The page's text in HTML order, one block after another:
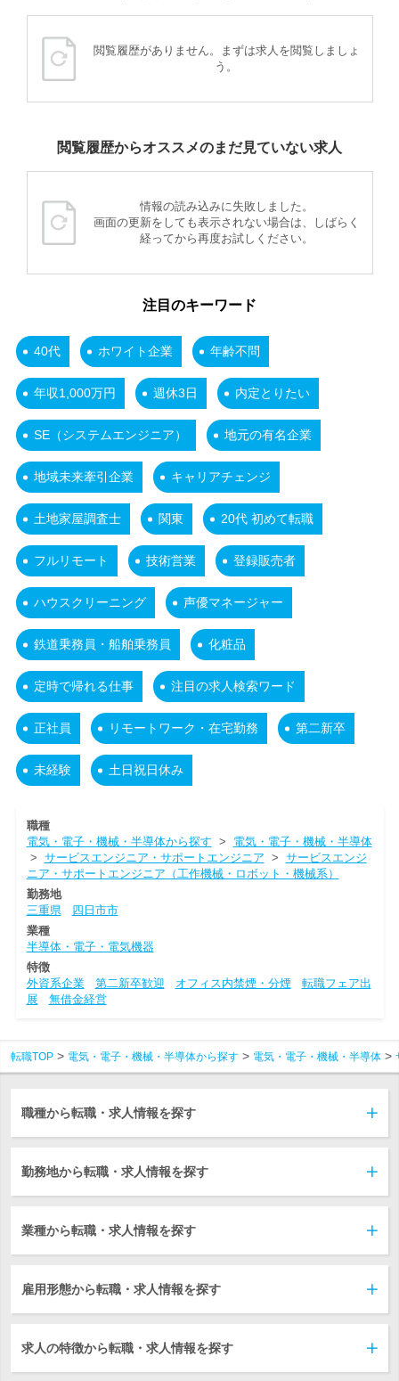
閲覧履歴がありません。まずは求人を閲覧しましょ
う。
閲覧履歴からオススメのまだ見ていない求人
情報の読み込みに失敗しました。
画面の更新をしても表示されない場合は、しばらく
経ってから再度お試しください。
注目のキーワード
40代 ホワイト企業 年齢不問
年収1,000万円 週休3日 内定とりたい
SE（システムエンジニア） 地元の有名企業
地域未来牽引企業 キャリアチェンジ
土地家屋調査士 関東 20代 初めて転職
フルリモート 技術営業 登録販売者
ハウスクリーニング 声優マネージャー
鉄道乗務員・船舶乗務員 化粧品
定時で帰れる仕事 注目の求人検索ワード
正社員 リモートワーク・在宅勤務 第二新卒
未経験 土日祝日休み
職種
電気・電子・機械・半導体から探す > 電気・電子・機械・半導体
> サービスエンジニア・サポートエンジニア > サービスエンジ
ニア・サポートエンジニア（工作機械・ロボット・機械系）
勤務地
三重県
四日市市
業種
半導体・電子・電気機器
特徴
外資系企業
第二新卒歓迎 オフィス内禁煙・分煙
転職フェア出
展
無借金経営
転職TOP 電気・電子・機械・半導体から探す 電気・電子・機械・半導体
職種から転職・求人情報を探す
勤務地から転職・求人情報を探す
業種から転職・求人情報を探す
雇用形態から転職・求人情報を探す
求人の特徴から転職・求人情報を探す